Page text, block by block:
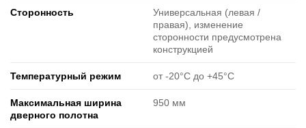
Cторонность
Универсальная (левая /
правая), изменение
сторонности предусмотрена
конструкцией
Температурный режим от -20°C до +45°C
Максимальная ширина
дверного полотна
950 мм